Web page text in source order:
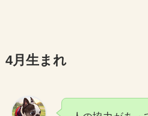
4月生まれ